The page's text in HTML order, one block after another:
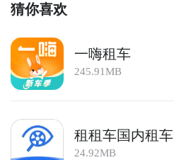
猜你喜欢
一嗨租车
245.91MB
租租车国内租车
24.92MB